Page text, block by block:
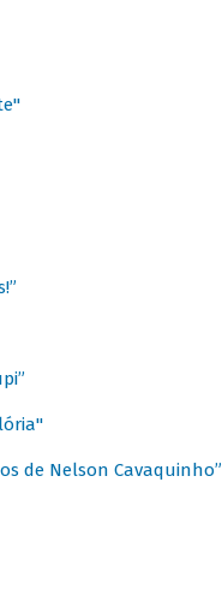
de Nelson Cavaquinho”